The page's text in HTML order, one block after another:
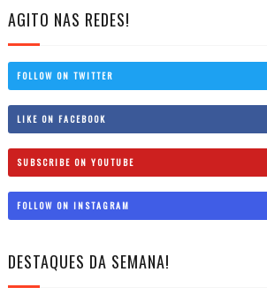
AGITO NAS REDES!
FOLLOW ON TWITTER
LIKE ON FACEBOOK
SUBSCRIBE ON YOUTUBE
FOLLOW ON INSTAGRAM
DESTAQUES DA SEMANA!